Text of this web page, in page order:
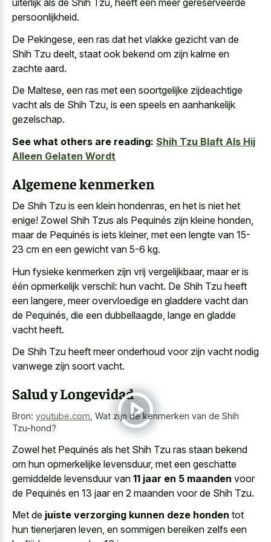
uiterlijk als de Shih Tzu, heeft een meer gereserveerde
persoonlijkheid.
De Pekingese, een ras dat het vlakke gezicht van de
Shih Tzu deelt, staat ook bekend om zijn kalme en
zachte aard.
De Maltese, een ras met een soortgelijke zijdeachtige
vacht als de Shih Tzu, is een speels en aanhankelijk
gezelschap.
See what others are reading: Shih Tzu Blaft Als Hij
Alleen Gelaten Wordt
Algemene kenmerken
De Shih Tzu is een klein hondenras, en het is niet het
enige! Zowel Shih Tzus als Pequinés zijn kleine honden,
maar de Pequinés is iets kleiner, met een lengte van 15-
23 cm en een gewicht van 5-6 kg.
Hun fysieke kenmerken zijn vrij vergelijkbaar, maar er is
één opmerkelijk verschil: hun vacht. De Shih Tzu heeft
een langere, meer overvloedige en gladdere vacht dan
de Pequinés, die een dubbellaagde, lange en gladde
vacht heeft.
De Shih Tzu heeft meer onderhoud voor zijn vacht nodig
vanwege zijn soort vacht.
Salud y Longevidad
Bron: youtube.com Wat zijn de kenmerken van de Shih
Tzu-hond?
Zowel het Pequinés als het Shih Tzu ras staan bekend
om hun opmerkelijke levensduur, met een geschatte
gemiddelde levensduur van 11 jaar en 5 maanden voor
de Pequinés en 13 jaar en 2 maanden voor de Shih Tzu.
Met de juiste verzorging kunnen deze honden tot
hun tienerjaren leven, en sommigen bereiken zelfs een